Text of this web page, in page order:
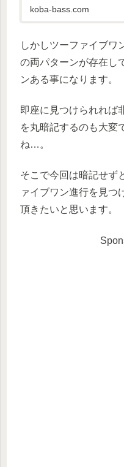
な
記
koba-bass.com
しかしツーファイブワ
の両パターンが存在し
ンある事になります。
即座に見つけられれば
を丸暗記するのも大変
ね…。
そこで今回は暗記せず
ァイブワン進行を見つ
頂きたいと思います。